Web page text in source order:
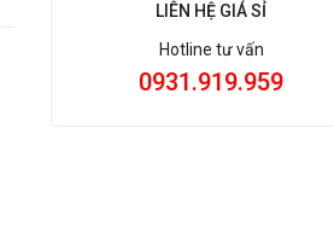
LIÊN HỆ GIÁ SỈ
Hotline tư vấn
0931.919.959